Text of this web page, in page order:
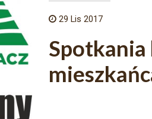
29 Lis 2017
Spotkania